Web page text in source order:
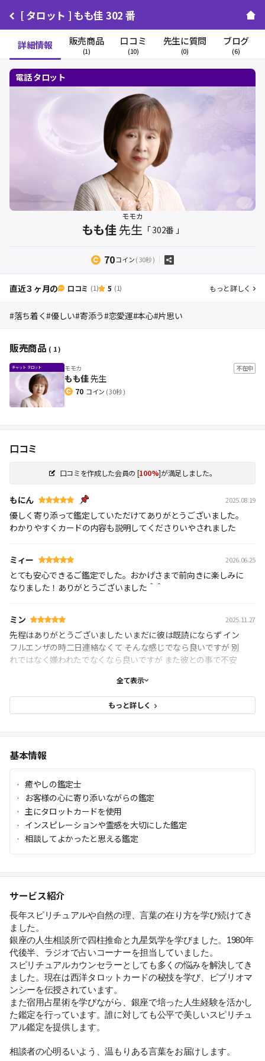
[ タロット ] もも佳 302 番
詳細情報 販売商品
(1)
口コミ
(10)
先生に質問
(0)
ブログ
(6)
モモカ
もも佳先生 「 302番 」
70コイン( 30秒 )
直近３ヶ月の 口コミ (1) 5 (1) もっと詳しく
#落ち着く#優しい#寄添う#恋愛運#本心#片思い
販売商品 ( 1 )
モモカ
もも佳先生
不在中
70 コイン ( 30秒 )
口コミ
口コミを作成した会員の [100%]が満足しました。
もにん 2025.08.19
優しく寄り添って鑑定していただけてありがとうございました。
わかりやすくカードの内容も説明してくださりいやされました
ミィー 2026.06.25
とても安心できるご鑑定でした。おかげさまで前向きに楽しみに
なりました！ありがとうございました＾＾
ミン 2025.11.27
先程はありがとうございました いまだに彼は既読にならず イン
フルエンザの時二日連絡なくて そんな感じでなら良いですが 別
れではなく嫌われたでなくなら良いですが また彼との事で不安
全て表示
もっと詳しく
基本情報
癒やしの鑑定士
お客様の心に寄り添いながらの鑑定
主にタロットカードを使用
インスピレーションや霊感を大切にした鑑定
相談してよかったと思える鑑定
サービス紹介
長年スピリチュアルや自然の理、言葉の在り方を学び続けてき
ました。
銀座の人生相談所で四柱推命と九星気学を学びました。1980年
代後半、ラジオで占いコーナーを担当していました。
スピリチュアルカウンセラーとしても多くの悩みを解決してき
ました。現在は西洋タロットカードの秘技を学び、ビブリオマ
ンシーを伝授されています。
また宿用占星術を学びながら、銀座で培った人生経験を活かし
た鑑定を行っています。誰に対しても公平で美しいスピリチュ
アル鑑定を提供します。
相談者の心明るいよう、温もりある言葉をお届けします。